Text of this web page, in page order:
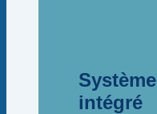
intégré